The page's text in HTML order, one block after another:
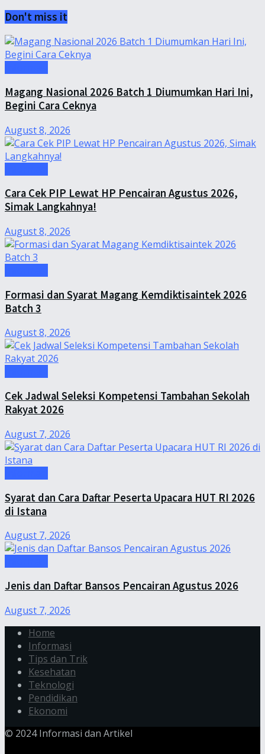
Don't miss it
Magang Nasional 2026 Batch 1 Diumumkan Hari Ini,
Begini Cara Ceknya
August 8, 2026
Cara Cek PIP Lewat HP Pencairan Agustus 2026,
Simak Langkahnya!
August 8, 2026
Formasi dan Syarat Magang Kemdiktisaintek 2026
Batch 3
August 8, 2026
Cek Jadwal Seleksi Kompetensi Tambahan Sekolah
Rakyat 2026
August 7, 2026
Syarat dan Cara Daftar Peserta Upacara HUT RI 2026
di Istana
August 7, 2026
Jenis dan Daftar Bansos Pencairan Agustus 2026
August 7, 2026
Home
Informasi
Tips dan Trik
Kesehatan
Teknologi
Pendidikan
Ekonomi
© 2024 Informasi dan Artikel